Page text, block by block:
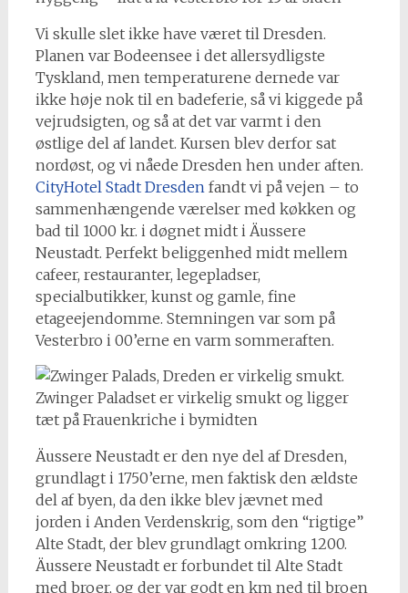
Vi skulle slet ikke have været til Dresden.
Planen var Bodeensee i det allersydligste
Tyskland, men temperaturene dernede var
ikke høje nok til en badeferie, så vi kiggede på
vejrudsigten, og så at det var varmt i den
østlige del af landet. Kursen blev derfor sat
nordøst, og vi nåede Dresden hen under aften.
CityHotel Stadt Dresdenfandt vi på vejen – to
sammenhængende værelser med køkken og
bad til 1000 kr. i døgnet midt i Äussere
Neustadt. Perfekt beliggenhed midt mellem
cafeer, restauranter, legepladser,
specialbutikker, kunst og gamle, fine
etageejendomme. Stemningen var som på
Vesterbro i 00’erne en varm sommeraften.
Zwinger Paladset er virkelig smukt og ligger
tæt på Frauenkriche i bymidten
Äussere Neustadt er den nye del af Dresden,
grundlagt i 1750’erne, men faktisk den ældste
del af byen, da den ikke blev jævnet med
jorden i Anden Verdenskrig, som den “rigtige”
Alte Stadt, der blev grundlagt omkring 1200.
Äussere Neustadt er forbundet til Alte Stadt
med broer, og der var godt en km ned til broen